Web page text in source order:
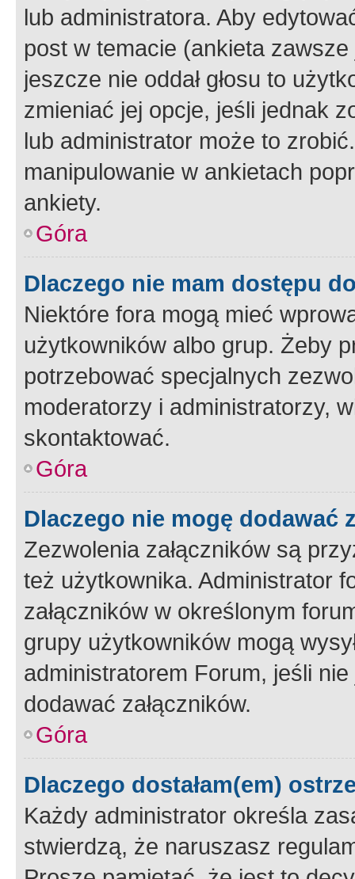
lub administratora. Aby
post w temacie (ankieta
jeszcze nie oddał głosu to
zmieniać jej opcje, jeśli jednak
lub administrator może to
manipulowanie w ankietach
ankiety.
Góra
Dlaczego nie mam dostępu
Niektóre fora mogą mieć
użytkowników albo grup. Żeby
potrzebować specjalnych
moderatorzy i administratorzy,
skontaktować.
Góra
Dlaczego nie mogę dodawać
Zezwolenia załączników są
też użytkownika. Administrator
załączników w określonym
grupy użytkowników mogą
administratorem Forum, jeśli
dodawać załączników.
Góra
Dlaczego dostałam(em)
Każdy administrator określa
stwierdzą, że naruszasz